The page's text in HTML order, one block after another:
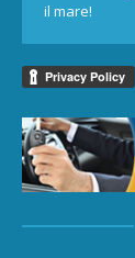
il mare!